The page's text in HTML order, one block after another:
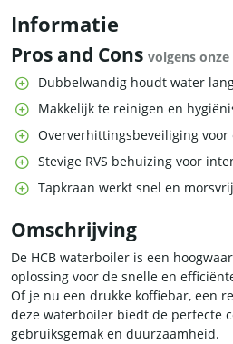
Informatie
Pros and Cons volgens
Dubbelwandig houdt water
Makkelijk te reinigen en
Oververhittingsbeveiliging voor
Stevige RVS behuizing voor
Tapkraan werkt snel en morsvrij
Omschrijving
De HCB waterboiler is een
oplossing voor de snelle en
Of je nu een drukke koffiebar, een
deze waterboiler biedt de perfecte
gebruiksgemak en duurzaamheid.